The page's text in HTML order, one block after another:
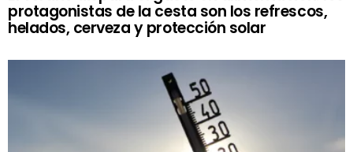
protagonistas de la cesta son los refrescos,
helados, cerveza y protección solar